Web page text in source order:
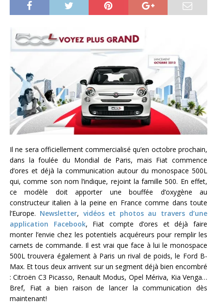
Il ne sera officiellement commercialisé qu’en octobre prochain,
dans la foulée du Mondial de Paris, mais Fiat commence
d’ores et déjà la communication autour du monospace 500L
qui, comme son nom l’indique, rejoint la famille 500. En effet,
ce modèle doit apporter une bouffée d’oxygène au
constructeur italien à la peine en France comme dans toute
l’Europe. Newsletter, vidéos et photos au travers d’une
application Facebook, Fiat compte d’ores et déjà faire
monter l’envie chez les potentiels acquéreurs pour remplir les
carnets de commande. Il est vrai que face à lui le monospace
500L trouvera également à Paris un rival de poids, le Ford B-
Max. Et tous deux arrivent sur un segment déjà bien encombré
: Citroën C3 Picasso, Renault Modus, Opel Mériva, Kia Venga…
Bref, Fiat a bien raison de lancer la communication dès
maintenant!